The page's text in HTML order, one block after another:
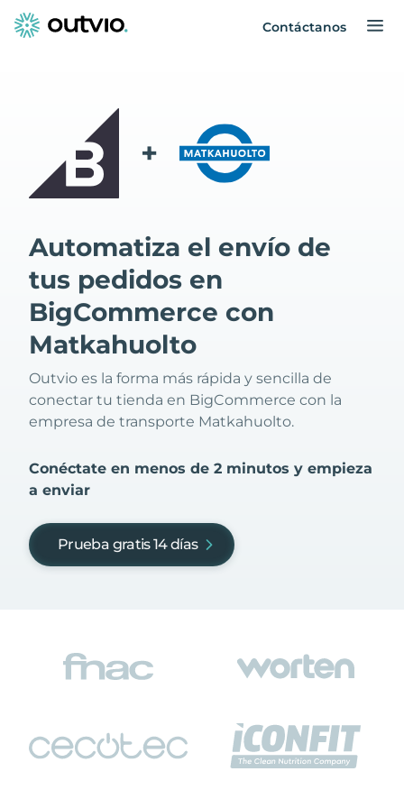
Contáctanos
+
Automatiza el envío de
tus pedidos en
BigCommerce con
Matkahuolto
Outvio es la forma más rápida y sencilla de
conectar tu tienda en BigCommerce con la
empresa de transporte Matkahuolto.
Conéctate en menos de 2 minutos y empieza
a enviar
Prueba gratis 14 días